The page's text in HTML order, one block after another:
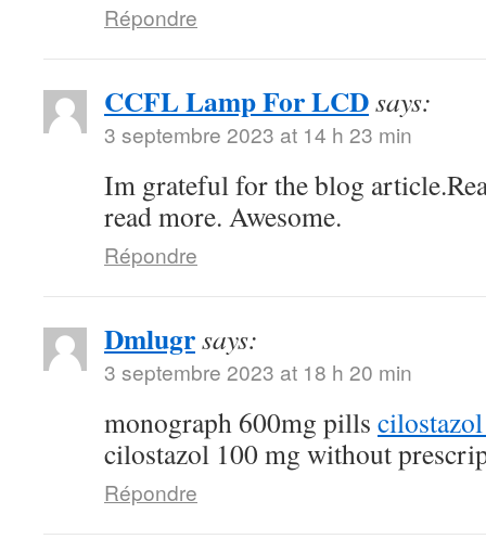
Répondre
CCFL Lamp For LCDsays:
3 septembre 2023 at 14 h 23 min
Im grateful for the blog
read more. Awesome.
Répondre
Dmlugrsays:
3 septembre 2023 at 18 h 20 min
monograph 600mg pills
cilostazol 100 mg without
Répondre